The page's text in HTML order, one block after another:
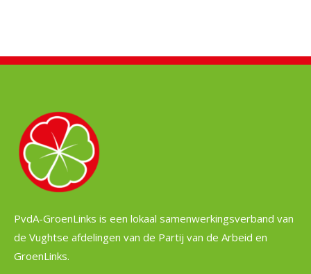
PvdA-GroenLinks is een lokaal samenwerkingsverband van
de Vughtse afdelingen van de Partij van de Arbeid en
GroenLinks.